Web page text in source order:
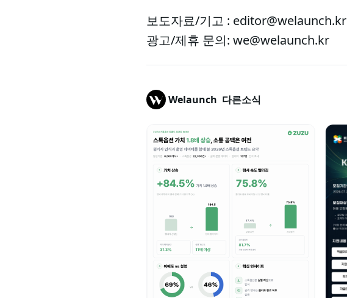
보도자료/기고 : editor@welaunch.kr
광고/제휴 문의: we@welaunch.kr
Welaunch 다른소식